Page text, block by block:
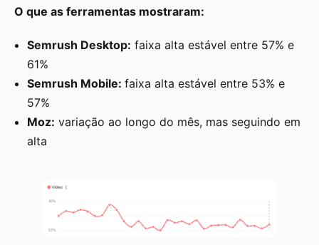
O que as ferramentas mostraram:
Semrush Desktop: faixa alta estável entre 57% e
61%
Semrush Mobile: faixa alta estável entre 53% e
57%
Moz: variação ao longo do mês, mas seguindo em
alta